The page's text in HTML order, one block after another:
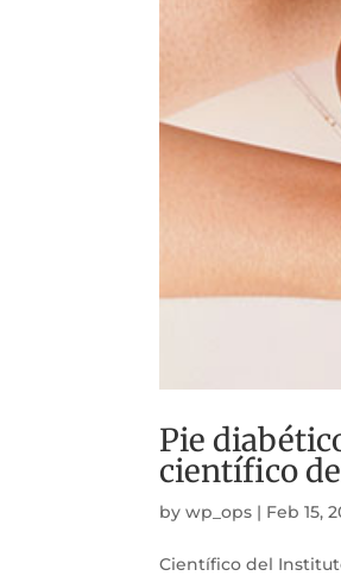
Pie
científico
bywp_ops | Feb 15,
Científico del